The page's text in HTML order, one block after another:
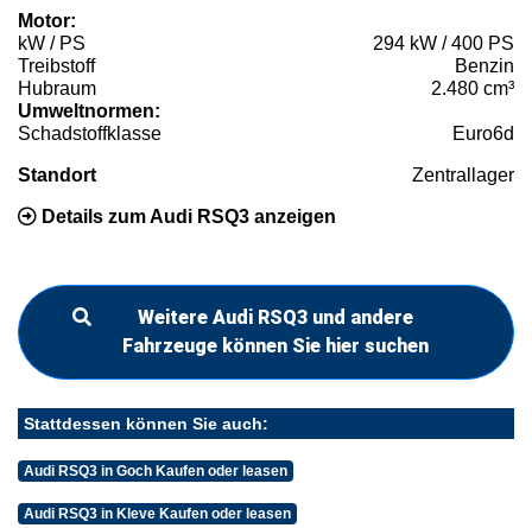
Motor:
kW / PS
294 kW / 400 PS
Treibstoff
Benzin
Hubraum
2.480 cm³
Umweltnormen:
Schadstoffklasse
Euro6d
Standort Zentrallager
Details zum Audi RSQ3 anzeigen
Weitere Audi RSQ3 und andere
Fahrzeuge können Sie hier suchen
Stattdessen können Sie auch:
Audi RSQ3 in Goch Kaufen oder leasen
Audi RSQ3 in Kleve Kaufen oder leasen